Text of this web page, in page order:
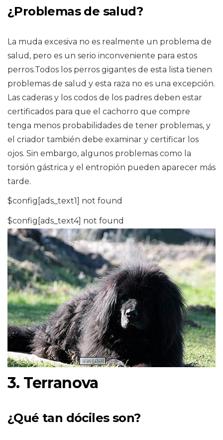
¿Problemas de salud?
La muda excesiva no es realmente un problema de
salud, pero es un serio inconveniente para estos
perros.Todos los perros gigantes de esta lista tienen
problemas de salud y esta raza no es una excepción.
Las caderas y los codos de los padres deben estar
certificados para que el cachorro que compre
tenga menos probabilidades de tener problemas, y
el criador también debe examinar y certificar los
ojos. Sin embargo, algunos problemas como la
torsión gástrica y el entropión pueden aparecer más
tarde.
$config[ads_text1] not found
$config[ads_text4] not found
3. Terranova
¿Qué tan dóciles son?